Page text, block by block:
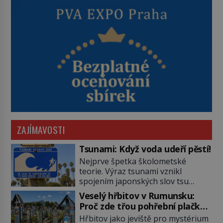
ZAJÍMAVOSTI
Tsunami: Když voda udeří pěstí!
Nejprve špetka školometské
teorie. Výraz tsunami vznikl
spojením japonských slov tsu
(přístav) a nami (vlna). Jedná se o
dlouhou vlnu, která je na volném
moři takřka nepostřehnutelná.
Veselý hřbitov v Rumunsku:
Proč zde třou pohřební plačky
bídu s nouzí?
Hřbitov jako jeviště pro mystérium